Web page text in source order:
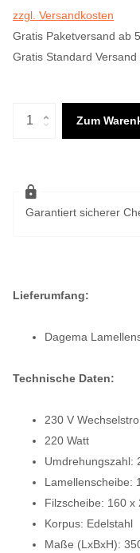
zzgl. Versandkosten
Gratis Paketversand ab
Gratis Standard
Zum
Garantiert sicherer
Lieferumfang:
Dagema
Technische Daten:
230 V
220 Watt
Umdrehungszahl:
Lamellenscheibe:
Filzscheibe: 160 x
Korpus: Edelstahl
Maße (LxBxH):